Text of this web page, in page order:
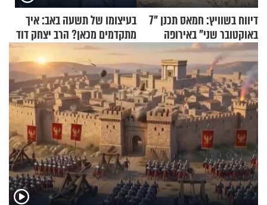
דיווח בשוויץ: חמאס תכנן "7
באוקטובר שני" באירופה
בעיצומו של תשעה באב: איך
מתקדמים מכאן? הרב יצחק דוד
גרוסמן בשיחה מיוחדת